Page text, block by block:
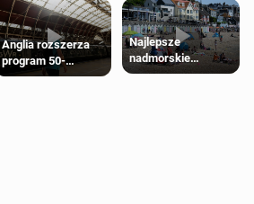
Anglia rozszerza
program 50-
procentowych
Najlepsze
nadmorskie
miasteczko blisko